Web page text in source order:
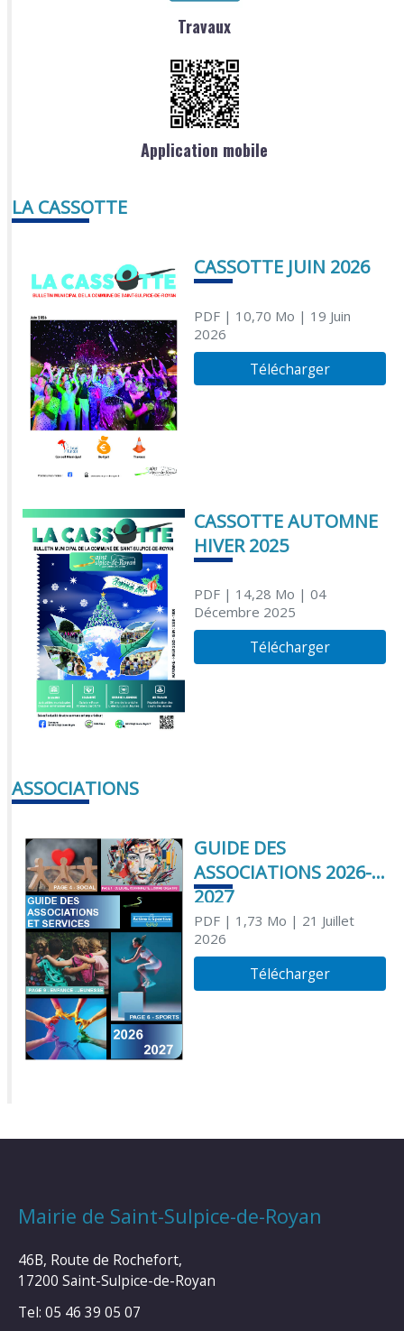
Travaux
Application mobile
LA CASSOTTE
CASSOTTE JUIN 2026
PDF| 10,70 Mo | 19 Juin
2026
Télécharger
CASSOTTE AUTOMNE
HIVER 2025
PDF| 14,28 Mo | 04
Décembre 2025
Télécharger
ASSOCIATIONS
GUIDE DES
ASSOCIATIONS 2026-
2027
PDF| 1,73 Mo | 21 Juillet
2026
Télécharger
Mairie de Saint-Sulpice-de-Royan
46B, Route de Rochefort,
17200 Saint-Sulpice-de-Royan
Tel: 05 46 39 05 07